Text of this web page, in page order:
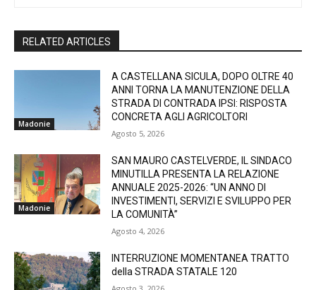
RELATED ARTICLES
Madonie
A CASTELLANA SICULA, DOPO OLTRE 40
ANNI TORNA LA MANUTENZIONE DELLA
STRADA DI CONTRADA IPSI: RISPOSTA
CONCRETA AGLI AGRICOLTORI
Agosto 5, 2026
Madonie
SAN MAURO CASTELVERDE, IL SINDACO
MINUTILLA PRESENTA LA RELAZIONE
ANNUALE 2025-2026: “UN ANNO DI
INVESTIMENTI, SERVIZI E SVILUPPO PER
LA COMUNITÀ”
Agosto 4, 2026
INTERRUZIONE MOMENTANEA TRATTO
della STRADA STATALE 120